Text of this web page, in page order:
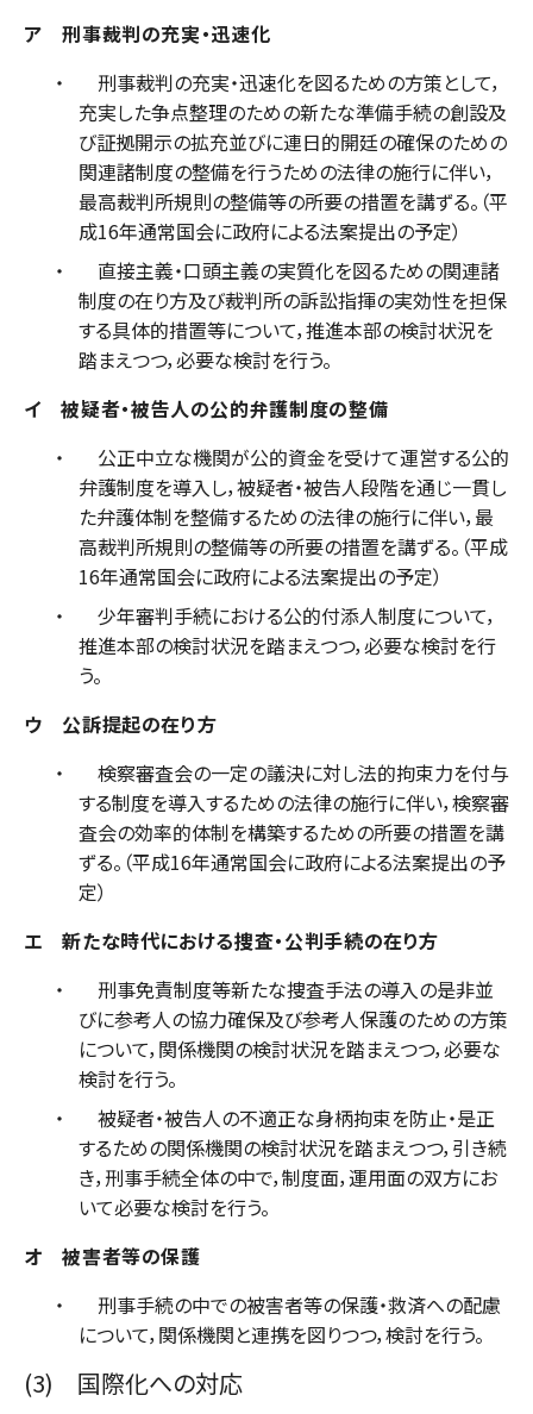
ア 刑事裁判の充実・迅速化
刑事裁判の充実・迅速化を図るための方策として，
充実した争点整理のための新たな準備手続の創設及
び証拠開示の拡充並びに連日的開廷の確保のための
関連諸制度の整備を行うための法律の施行に伴い，
最高裁判所規則の整備等の所要の措置を講ずる。（平
成16年通常国会に政府による法案提出の予定）
直接主義・口頭主義の実質化を図るための関連諸
制度の在り方及び裁判所の訴訟指揮の実効性を担保
する具体的措置等について，推進本部の検討状況を
踏まえつつ，必要な検討を行う。
イ 被疑者・被告人の公的弁護制度の整備
公正中立な機関が公的資金を受けて運営する公的
弁護制度を導入し，被疑者・被告人段階を通じ一貫し
た弁護体制を整備するための法律の施行に伴い，最
高裁判所規則の整備等の所要の措置を講ずる。（平成
16年通常国会に政府による法案提出の予定）
少年審判手続における公的付添人制度について，
推進本部の検討状況を踏まえつつ，必要な検討を行
う。
ウ 公訴提起の在り方
検察審査会の一定の議決に対し法的拘束力を付与
する制度を導入するための法律の施行に伴い，検察審
査会の効率的体制を構築するための所要の措置を講
ずる。（平成16年通常国会に政府による法案提出の予
定）
エ 新たな時代における捜査・公判手続の在り方
刑事免責制度等新たな捜査手法の導入の是非並
びに参考人の協力確保及び参考人保護のための方策
について，関係機関の検討状況を踏まえつつ，必要な
検討を行う。
被疑者・被告人の不適正な身柄拘束を防止・是正
するための関係機関の検討状況を踏まえつつ，引き続
き，刑事手続全体の中で，制度面，運用面の双方にお
いて必要な検討を行う。
オ 被害者等の保護
刑事手続の中での被害者等の保護・救済への配慮
について，関係機関と連携を図りつつ，検討を行う。
(3) 国際化への対応